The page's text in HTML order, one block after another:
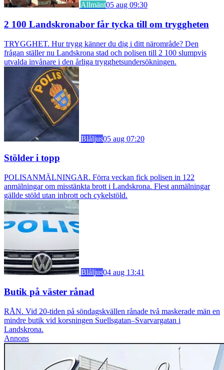
Allmänt05 aug 09:30
2 100 Landskronabor får tycka till om tryggheten
TRYGGHET. Hur trygg känner du dig i ditt närområde? Den
frågan ställer nu Landskrona stad och polisen till 2 100 slumpvis
utvalda invånare i den årliga trygghetsundersökningen.
Blåljus05 aug 07:20
Stölder i topp
POLISANMÄLNINGAR. Förra veckan fick polisen in 122
anmälningar om misstänkta brott i Landskrona. Flest anmälningar
gällde stöld utan inbrott och cykelstöld.
Blåljus04 aug 13:41
Butik på väster rånad
RÅN. Vid 20-tiden på söndagskvällen rånade två maskerade män en
mindre butik vid korsningen Suellsgatan–Svarvargatan i
Landskrona.
Annons